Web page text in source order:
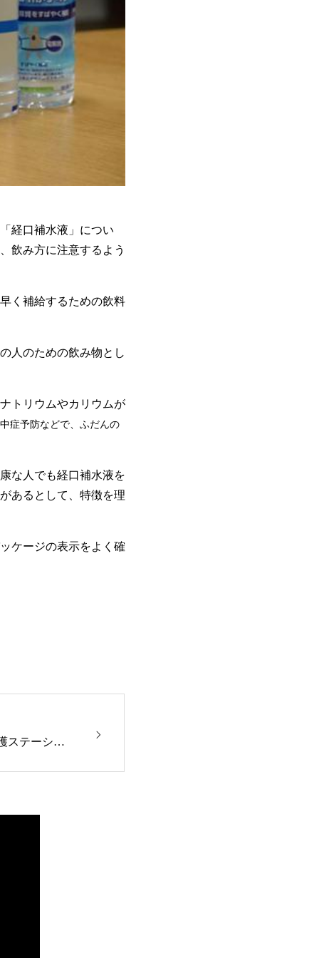
経口補水液」につい
飲み方に注意するよう
く補給するための飲料
人のための飲み物とし
トリウムやカリウムが
症予防などで、ふだんの
な人でも経口補水液を
あるとして、特徴を理
ケージの表示をよく確